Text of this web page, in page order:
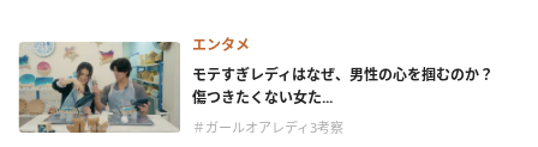
エンタメ
モテすぎレディはなぜ、男性の心を掴むのか？
傷つきたくない女た...
＃ガールオアレディ3考察